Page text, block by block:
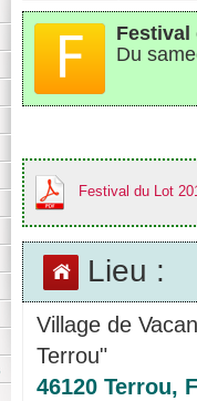
Festival
Du
Festival du Lot
Lieu :
Village de
Terrou"
46120 Terrou,